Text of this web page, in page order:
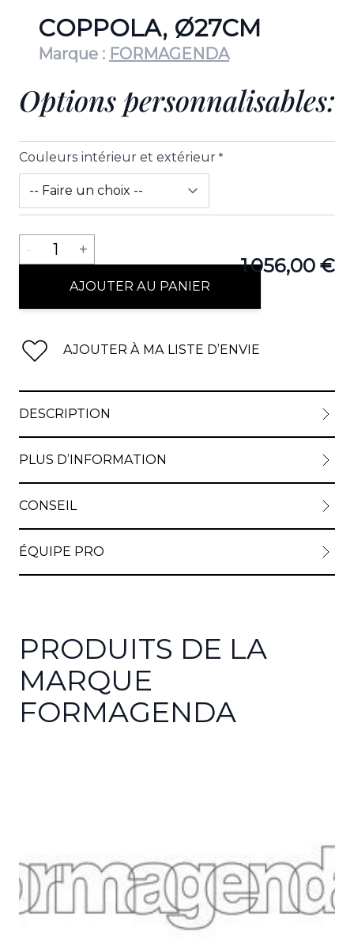
View
View
COPPOLA, Ø27CM
Marque : FORMAGENDA
Options personnalisables:
Couleurs intérieur et extérieur *
1 056,00 €
Quantité
- 1 +
AJOUTER AU PANIER
AJOUTER À MA LISTE D’ENVIE
DESCRIPTION
PLUS D’INFORMATION
CONSEIL
ÉQUIPE PRO
PRODUITS DE LA
MARQUE
FORMAGENDA